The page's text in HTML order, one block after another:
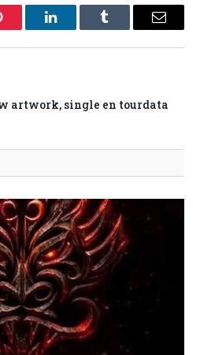
LinkedInTumblr Email
artwork, single en tourdata